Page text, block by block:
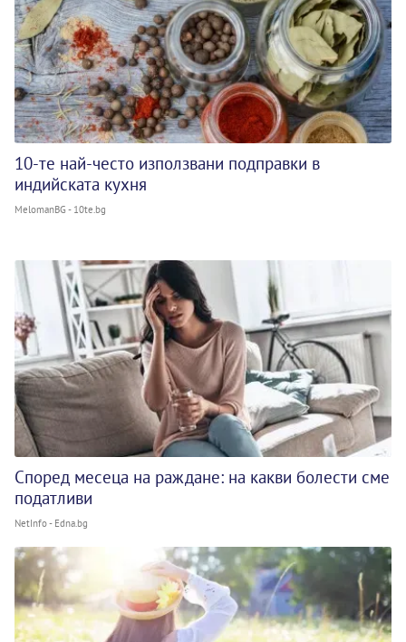
10-те най-често използвани подправки в
индийската кухня
MelomanBG - 10te.bg
Според месеца на раждане: на какви болести сме
податливи
NetInfo - Edna.bg